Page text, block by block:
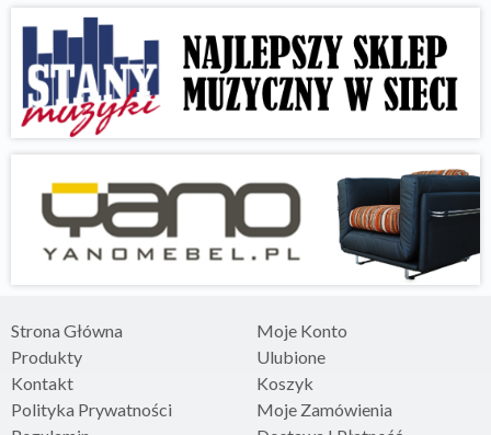
Strona Główna
Produkty
Kontakt
Polityka Prywatności
Moje Konto
Ulubione
Koszyk
Moje Zamówienia